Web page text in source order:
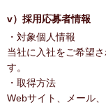
v）採用応募者情報
・対象個人情報
当社に入社をご希望
す。
・取得方法
Webサイト、メール